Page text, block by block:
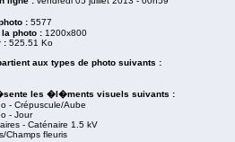
:5577
photo :1200x800
:525.51 Ko
aux types de photo suivants :
les �l�ments visuels suivants :
- Crépuscule/Aube
- Jour
- Caténaire 1.5 kV
Champs fleuris